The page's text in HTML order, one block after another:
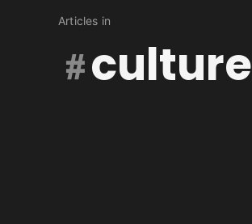
Articles in
culture